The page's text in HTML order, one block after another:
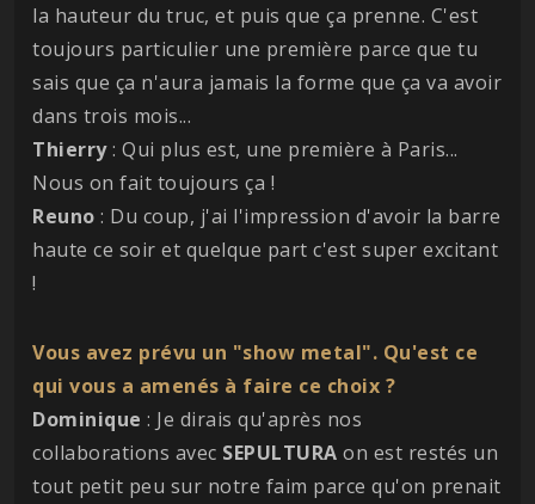
la hauteur du truc, et puis que ça prenne. C'est
toujours particulier une première parce que tu
sais que ça n'aura jamais la forme que ça va avoir
dans trois mois...
Thierry: Qui plus est, une première à Paris...
Nous on fait toujours ça !
Reuno : Du coup, j'ai l'impression d'avoir la barre
haute ce soir et quelque part c'est super excitant
!
Vous avez prévu un "show metal". Qu'est ce
qui vous a amenés à faire ce choix ?
Dominique : Je dirais qu'après nos
collaborations avec SEPULTURA on est restés un
tout petit peu sur notre faim parce qu'on prenait